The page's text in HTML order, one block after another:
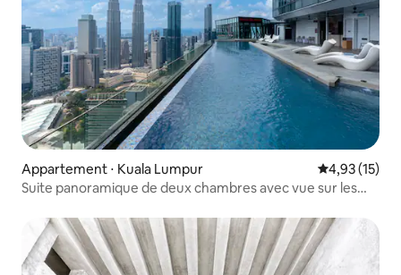
Appartement ⋅ Kuala Lumpur Évaluation
4,93 (15)
Suite panoramique de deux chambres avec vue sur les